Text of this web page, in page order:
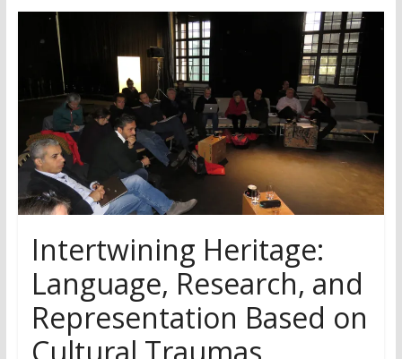
Intertwining Heritage:
Language, Research, and
Representation Based on